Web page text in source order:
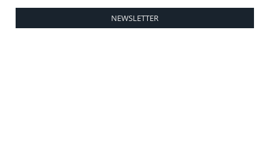
NEWSLETTER